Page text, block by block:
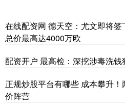
在线配资网 德天空：尤文即将
总价最高达4000万欧
配资开户 最高检：深挖涉毒洗钱
正规炒股平台有哪些 成本攀升
价阵营